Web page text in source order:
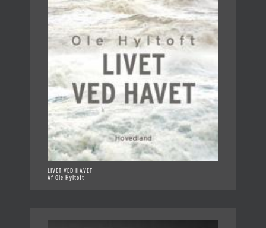
LIVET VED HAVET
Af Ole Hyltoft